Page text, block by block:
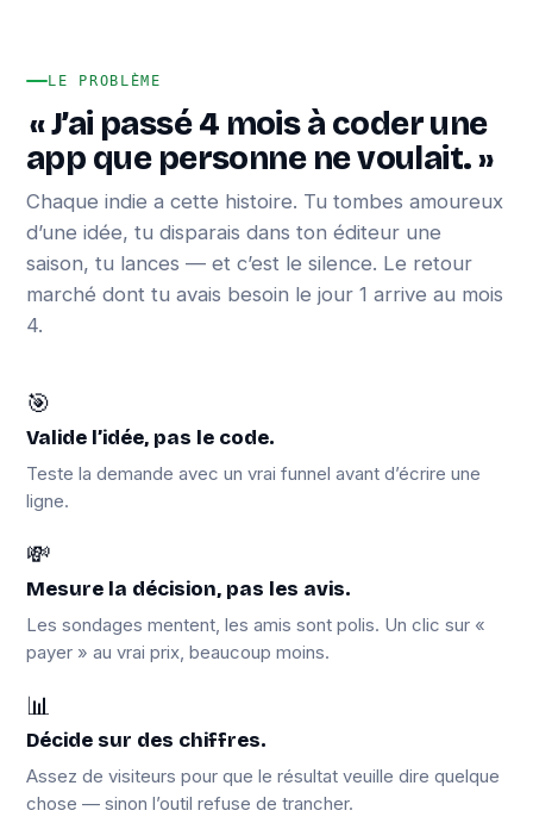
LE PROBLÈME
« J’ai passé 4 mois à coder une
app que personne ne voulait. »
Chaque indie a cette histoire. Tu tombes amoureux
d’une idée, tu disparais dans ton éditeur une
saison, tu lances — et c’est le silence. Le retour
marché dont tu avais besoin le jour 1 arrive au mois
4.
🎯
Valide l’idée, pas le code.
Teste la demande avec un vrai funnel avant d’écrire une
ligne.
💸
Mesure la décision, pas les avis.
Les sondages mentent, les amis sont polis. Un clic sur «
payer » au vrai prix, beaucoup moins.
📊
Décide sur des chiffres.
Assez de visiteurs pour que le résultat veuille dire quelque
chose — sinon l’outil refuse de trancher.